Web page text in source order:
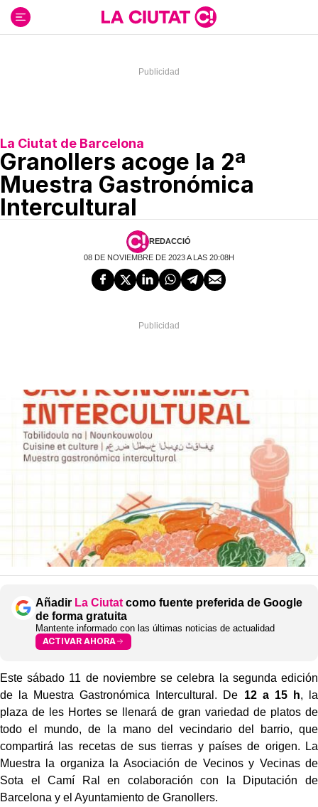
contenido
La Ciutat de Barcelona
Granollers acoge la 2ª
Muestra Gastronómica
Intercultural
REDACCIÓ
08 DE NOVIEMBRE DE 2023 A LAS 20:08H
Añadir La Ciutat como fuente preferida de Google
de forma gratuita
Mantente informado con las últimas noticias de actualidad
ACTIVAR AHORA
Este sábado 11 de noviembre se celebra la segunda edición
de la Muestra Gastronómica Intercultural. De 12 a 15 h, la
plaza de les Hortes se llenará de gran variedad de platos de
todo el mundo, de la mano del vecindario del barrio, que
compartirá las recetas de sus tierras y países de origen. La
Muestra la organiza la Asociación de Vecinos y Vecinas de
Sota el Camí Ral en colaboración con la Diputación de
Barcelona y el Ayuntamiento de Granollers.